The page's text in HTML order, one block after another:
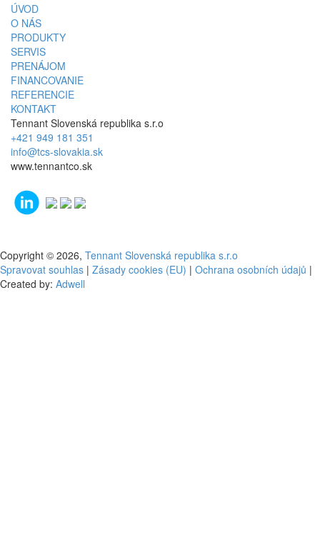
ÚVOD
O NÁS
PRODUKTY
SERVIS
PRENÁJOM
FINANCOVANIE
REFERENCIE
KONTAKT
Tennant Slovenská republika s.r.o
+421 949 181 351
info@tcs-slovakia.sk
www.tennantco.sk
Copyright © 2026, Tennant Slovenská republika s.r.o
Spravovat souhlas | Zásady cookies (EU) | Ochrana osobních údajů |
Created by: Adwell